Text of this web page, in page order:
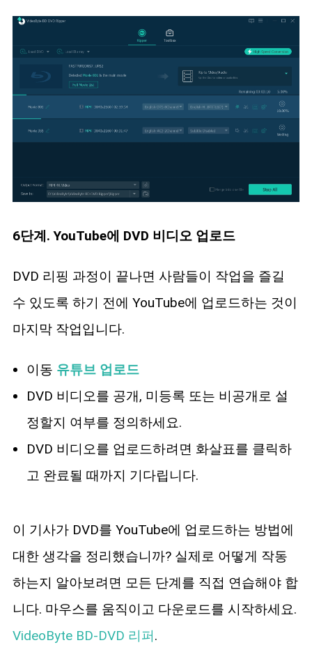
6단계. YouTube에 DVD 비디오 업로드
DVD 리핑 과정이 끝나면 사람들이 작업을 즐길
수 있도록 하기 전에 YouTube에 업로드하는 것이
마지막 작업입니다.
이동 유튜브 업로드
DVD 비디오를 공개, 미등록 또는 비공개로 설
정할지 여부를 정의하세요.
DVD 비디오를 업로드하려면 화살표를 클릭하
고 완료될 때까지 기다립니다.
이 기사가 DVD를 YouTube에 업로드하는 방법에
대한 생각을 정리했습니까? 실제로 어떻게 작동
하는지 알아보려면 모든 단계를 직접 연습해야 합
니다. 마우스를 움직이고 다운로드를 시작하세요.
VideoByte BD-DVD 리퍼.